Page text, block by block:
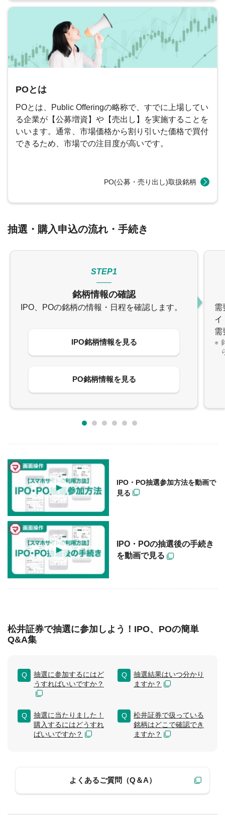
POとは
POとは、Public Offeringの略称で、すでに上場してい
る企業が【公募増資】や【売出し】を実施することを
いいます。通常、市場価格から割り引いた価格で買付
できるため、市場での注目度が高いです。
PO(公募・売り出し)取扱銘柄
抽選・購入申込の流れ・手続き
STEP1
銘柄情報の確認
IPO、POの銘柄の情報・日程を確認します。
IPO銘柄情報を見る
PO銘柄情報を見る
需
イ
需
IPO・PO抽選参加方法を動画で
見る
IPO・POの抽選後の手続き
を動画で見る
松井証券で抽選に参加しよう！IPO、POの簡単
Q&A集
抽選に参加するにはど
うすればいいですか？
抽選結果はいつ分かり
ますか？
抽選に当たりました！
購入するにはどうすれ
ばいいですか？
松井証券で扱っている
銘柄はどこで確認でき
ますか？
よくあるご質問（Q＆A）